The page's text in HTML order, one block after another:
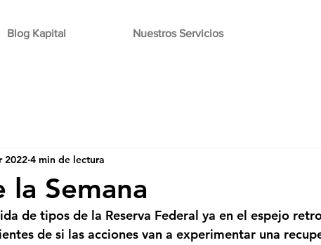
Blog Kapital Nuestros Servicios
la Semana
2022 4 min de lectura
de tipos de la Reserva Federal ya en el espejo
de si las acciones van a experimentar una